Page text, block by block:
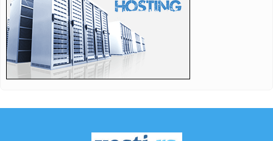
07:42:Blokaderi "vetirali" svoje kandidate: Na spisku za
izbacivanje i ...
07:41:Severna Koreja preporučuje supu od psećeg mesa kao lek
protiv v...
07:35:Požar u Peščari i dalje bukti: Helikopteri gase najkritičnije...
Ukinuto ograničenje tekstualnih poruka za besplatni